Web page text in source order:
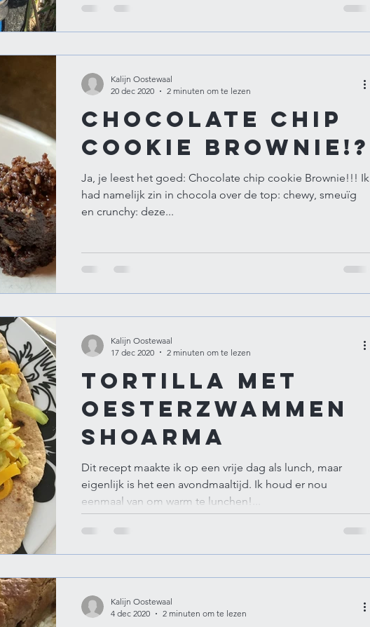
Chocolate chip
cookie Brownie!?
Ja, je leest het goed: Chocolate chip cookie Brownie!!! Ik
had namelijk zin in chocola over de top: chewy, smeuïg
en crunchy: deze...
Kalijn Oostewaal
20 dec 2020
2 minuten om te lezen
Tortilla met
oesterzwammen
shoarma
Dit recept maakte ik op een vrije dag als lunch, maar
eigenlijk is het een avondmaaltijd. Ik houd er nou
eenmaal van om warm te lunchen!...
Kalijn Oostewaal
17 dec 2020
2 minuten om te lezen
Kalijn Oostewaal
4 dec 2020
2 minuten om te lezen